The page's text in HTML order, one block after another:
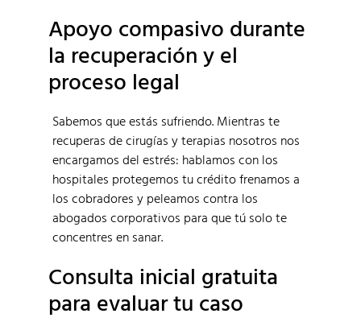
Apoyo compasivo durante
la recuperación y el
proceso legal
Sabemos que estás sufriendo. Mientras te
recuperas de cirugías y terapias nosotros nos
encargamos del estrés: hablamos con los
hospitales protegemos tu crédito frenamos a
los cobradores y peleamos contra los
abogados corporativos para que tú solo te
concentres en sanar.
Consulta inicial gratuita
para evaluar tu caso